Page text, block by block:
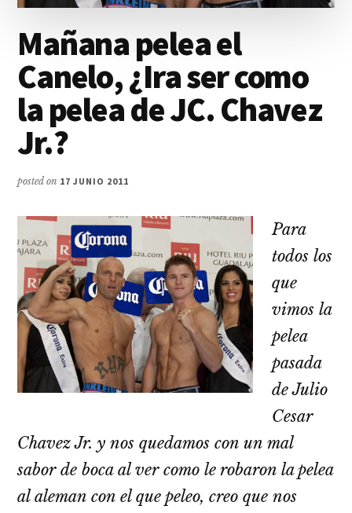
Mañana pelea el
Canelo, ¿Ira ser como
la pelea de JC. Chavez
Jr.?
posted on 17 JUNIO 2011
Para
todos los
que
vimos la
pelea
pasada
de Julio
Cesar
Chavez Jr. y nos quedamos con un mal
sabor de boca al ver como le robaron la pelea
al aleman con el que peleo, creo que nos